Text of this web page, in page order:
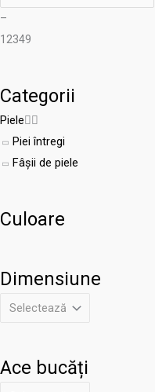
–
12349
Categorii
Piele
Piei întregi
Fâșii de piele
Culoare
Dimensiune
Ace bucăți